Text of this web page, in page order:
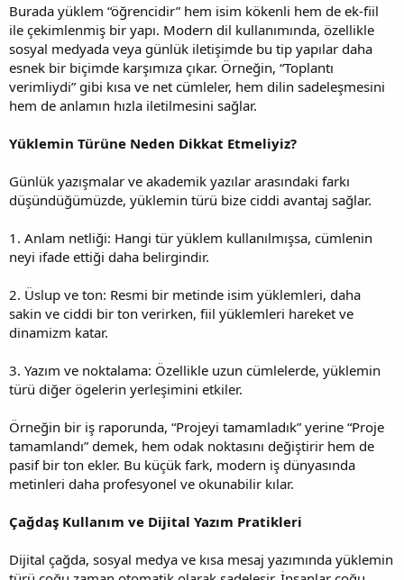
Burada yüklem “öğrencidir” hem isim kökenli hem de ek-fiil
ile çekimlenmiş bir yapı. Modern dil kullanımında, özellikle
sosyal medyada veya günlük iletişimde bu tip yapılar daha
esnek bir biçimde karşımıza çıkar. Örneğin, “Toplantı
verimliydi” gibi kısa ve net cümleler, hem dilin sadeleşmesini
hem de anlamın hızla iletilmesini sağlar.
Yüklemin Türüne Neden Dikkat Etmeliyiz?
Günlük yazışmalar ve akademik yazılar arasındaki farkı
düşündüğümüzde, yüklemin türü bize ciddi avantaj sağlar.
1. Anlam netliği: Hangi tür yüklem kullanılmışsa, cümlenin
neyi ifade ettiği daha belirgindir.
2. Üslup ve ton: Resmi bir metinde isim yüklemleri, daha
sakin ve ciddi bir ton verirken, fiil yüklemleri hareket ve
dinamizm katar.
3. Yazım ve noktalama: Özellikle uzun cümlelerde, yüklemin
türü diğer ögelerin yerleşimini etkiler.
Örneğin bir iş raporunda, “Projeyi tamamladık” yerine “Proje
tamamlandı” demek, hem odak noktasını değiştirir hem de
pasif bir ton ekler. Bu küçük fark, modern iş dünyasında
metinleri daha profesyonel ve okunabilir kılar.
Çağdaş Kullanım ve Dijital Yazım Pratikleri
Dijital çağda, sosyal medya ve kısa mesaj yazımında yüklemin